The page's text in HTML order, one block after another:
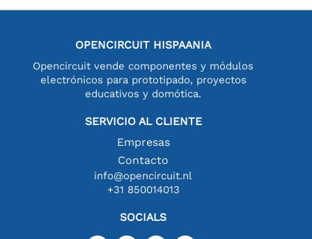
OPENCIRCUIT HISPAANIA
Opencircuit vende componentes y módulos
electrónicos para prototipado, proyectos
educativos y domótica.
SERVICIO AL CLIENTE
Empresas
Contacto
info@opencircuit.nl
+31 850014013
SOCIALS